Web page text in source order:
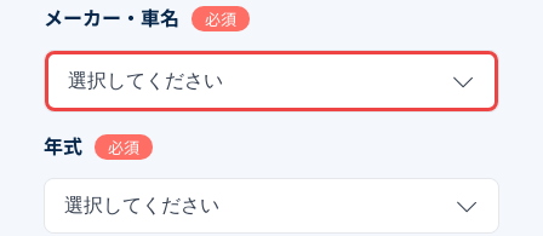
メーカー・車名 必須
選択してください
年式 必須
選択してください